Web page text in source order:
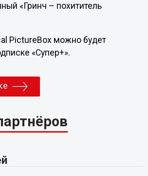
«Гринч – похититель
PictureBox можно будет
«Супер+».